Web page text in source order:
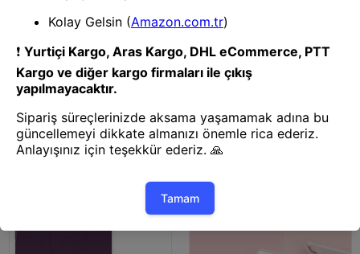
Mey İthalat® iPad 2022 10.9
(10.nesil) Kılıf Tablet Smart
Kılıf - Mavi
Mey İthalat® iPad Air 5 (2022)
Kılıf Tablet Smart Kılıf -
Lacivert